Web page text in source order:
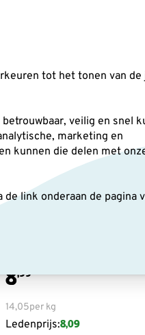
tot het tonen van de
veilig en snel
marketing en
kunnen die delen met
link onderaan de pagina
Planten
4 halve
8,99
14,05per kg
Ledenprijs:8,09